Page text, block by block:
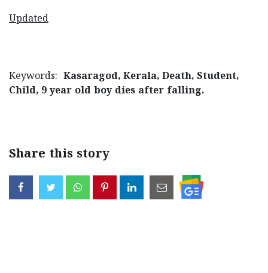
Updated
Keywords: Kasaragod, Kerala, Death, Student,
Child, 9 year old boy dies after falling.
Share this story